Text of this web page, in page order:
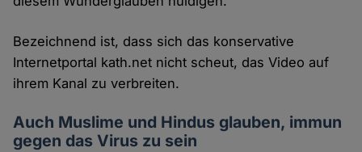
Bezeichnend ist, dass sich das konservative
Internetportal kath.net nicht scheut, das Video auf
ihrem Kanal zu verbreiten.
Auch Muslime und Hindus glauben, immun
gegen das Virus zu sein